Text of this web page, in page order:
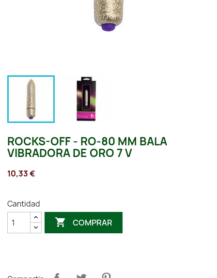
ROCKS-OFF - RO-80 MM BALA
VIBRADORA DE ORO 7 V
10,33 €
Cantidad
 COMPRAR